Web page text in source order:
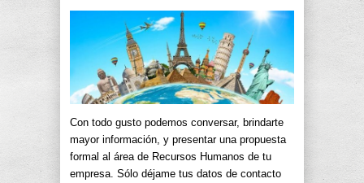
Con todo gusto podemos conversar, brindarte
mayor información, y presentar una propuesta
formal al área de Recursos Humanos de tu
empresa. Sólo déjame tus datos de contacto